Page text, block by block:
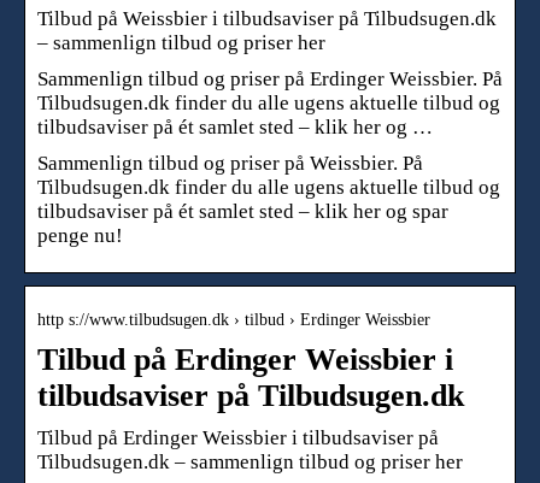
Tilbud på Weissbier i tilbudsaviser på Tilbudsugen.dk
– sammenlign tilbud og priser her
Sammenlign tilbud og priser på Erdinger Weissbier. På
Tilbudsugen.dk finder du alle ugens aktuelle tilbud og
tilbudsaviser på ét samlet sted – klik her og …
Sammenlign tilbud og priser på Weissbier. På
Tilbudsugen.dk finder du alle ugens aktuelle tilbud og
tilbudsaviser på ét samlet sted – klik her og spar
penge nu!
http s://www.tilbudsugen.dk › tilbud › Erdinger Weissbier
Tilbud på Erdinger Weissbier i
tilbudsaviser på Tilbudsugen.dk
Tilbud på Erdinger Weissbier i tilbudsaviser på
Tilbudsugen.dk – sammenlign tilbud og priser her